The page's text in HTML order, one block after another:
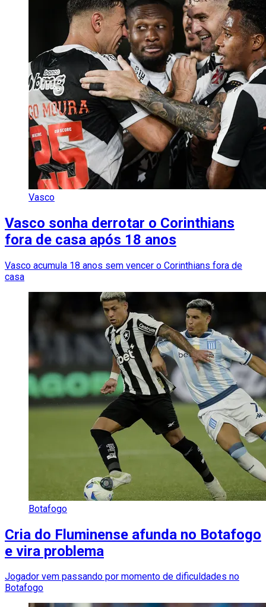
Vasco
Vasco sonha derrotar o Corinthians
fora de casa após 18 anos
Vasco acumula 18 anos sem vencer o Corinthians fora de
casa
Botafogo
Cria do Fluminense afunda no Botafogo
e vira problema
Jogador vem passando por momento de dificuldades no
Botafogo